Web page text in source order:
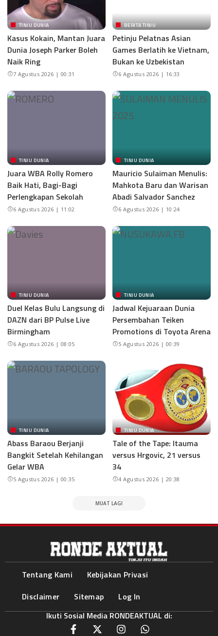
TINJU DUNIA
Kasus Kokain, Mantan Juara
Dunia Joseph Parker Boleh
Naik Ring
7 Agustus 2026 | 00:31
BERITA TINJU
Petinju Pelatnas Asian
Games Berlatih ke Vietnam,
Bukan ke Uzbekistan
6 Agustus 2026 | 16:33
TINJU DUNIA
Juara WBA Rolly Romero
Baik Hati, Bagi-Bagi
Perlengkapan Sekolah
6 Agustus 2026 | 11:02
TINJU DUNIA
Mauricio Sulaiman Menulis:
Mahkota Baru dan Warisan
Abadi Salvador Sanchez
6 Agustus 2026 | 10:24
TINJU DUNIA
Duel Kelas Bulu Langsung di
DAZN dari BP Pulse Live
Birmingham
6 Agustus 2026 | 08:05
TINJU DUNIA
Jadwal Kejuaraan Dunia
Persembahan Teiken
Promotions di Toyota Arena
5 Agustus 2026 | 00:39
TINJU DUNIA
Abass Baraou Berjanji
Bangkit Setelah Kehilangan
Gelar WBA
5 Agustus 2026 | 00:35
TINJU DUNIA
Tale of the Tape: Itauma
versus Hrgovic, 21 versus
34
4 Agustus 2026 | 20:38
MUAT LAGI
Tentang Kami
Kebijakan Privasi
Disclaimer
Sitemap
Log In
Ikuti Sosial Media RONDEAKTUAL di: